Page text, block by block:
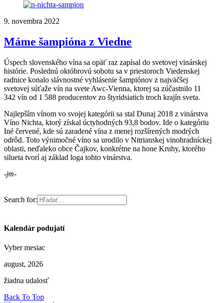
9. novembra 2022
Máme šampióna z Viedne
Úspech slovenského vína sa opäť raz zapísal do svetovej vinárskej
histórie. Poslednú októbrovú sobotu sa v priestoroch Viedenskej
radnice konalo slávnostné vyhlásenie šampiónov z najväčšej
svetovej súťaže vín na svete Awc-Vienna, ktorej sa zúčastnilo 11
342 vín od 1 588 producentov zo štyridsiatich troch krajín sveta.
Najlepším vínom vo svojej kategórii sa stal Dunaj 2018 z vinárstva
Víno Nichta, ktorý získal úctyhodných 93,8 bodov. Ide o kategóriu
Iné červené, kde sú zaradené vína z menej rozšírených modrých
odrôd. Toto výnimočné víno sa urodilo v Nitrianskej vinohradníckej
oblasti, neďaleko obce Čajkov, konkrétne na hone Kruhy, ktorého
silueta tvorí aj základ loga tohto vinárstva.
-jm-
Search for:
Kalendár podujatí
Vyber mesiac
august, 2026
žiadna udalosť
Back To Top